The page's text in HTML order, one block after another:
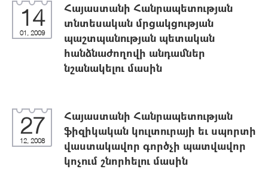
14
01, 2009
Հայաստանի Հանրապետության
տնտեսական մրցակցության
պաշտպանության պետական
հանձնաժողովի անդամներ
նշանակելու մասին
27
12, 2008
Հայաստանի Հանրապետության
ֆիզիկական կուլտուրայի եւ սպորտի
վաստակավոր գործչի պատվավոր
կոչում շնորհելու մասին